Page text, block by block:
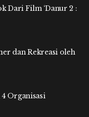
Dari Film ‘Danur 2 :
dan Rekreasi oleh
4 Organisasi